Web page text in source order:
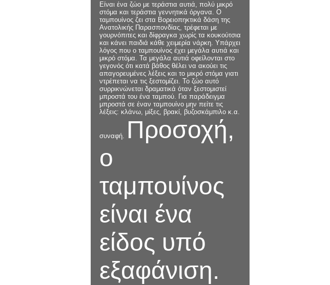
Είναι ένα ζώο με τεράστια αυτιά, πολύ μικρό
στόμα και τεράστια γεννητικά όργανα. Ο
ταμπουίνος ζει στα Βορειοπηκτικά δάση της
Ανατολικής Παρασπονδίας, τρέφεται με
γουρνόπιτες και δίφραγκα χωρίς τα κουκούτσια
και κάνει παιδιά κάθε χειμερία νάρκη. Υπάρχει
λόγος που ο ταμπουίνος έχει μεγάλα αυτιά και
μικρό στόμα. Τα μεγάλα αυτιά οφείλονται στο
γεγονός ότι κατά βάθος θέλει να ακούει τις
απαγορευμένες λέξεις και το μικρό στόμα γιατι
ντρέπεται να τις ξεστομίζει. Το ζώο αυτό
συρρικνώνεται δραματικά όταν ξεστομιστεί
μπροστά του ένα ταμπού. Για παράδειγμα
μπροστά σε έναν ταμπουίνο μην πείτε τις
λέξεις: κλάνω, μίξες, βρακί, βυζοσκάμπιλο κ.α.
συναφή. Προσοχή,
ο
ταμπουίνος
είναι ένα
είδος υπό
εξαφάνιση.